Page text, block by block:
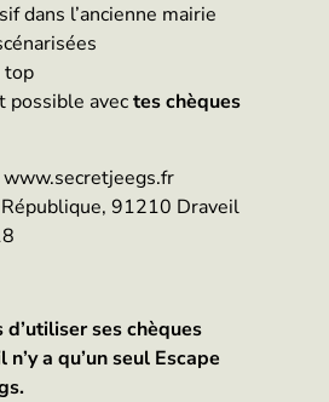
dans l’ancienne mairie
top
possible avectes chèques
91210 Draveil
ses chèques
a qu’un seul Escape